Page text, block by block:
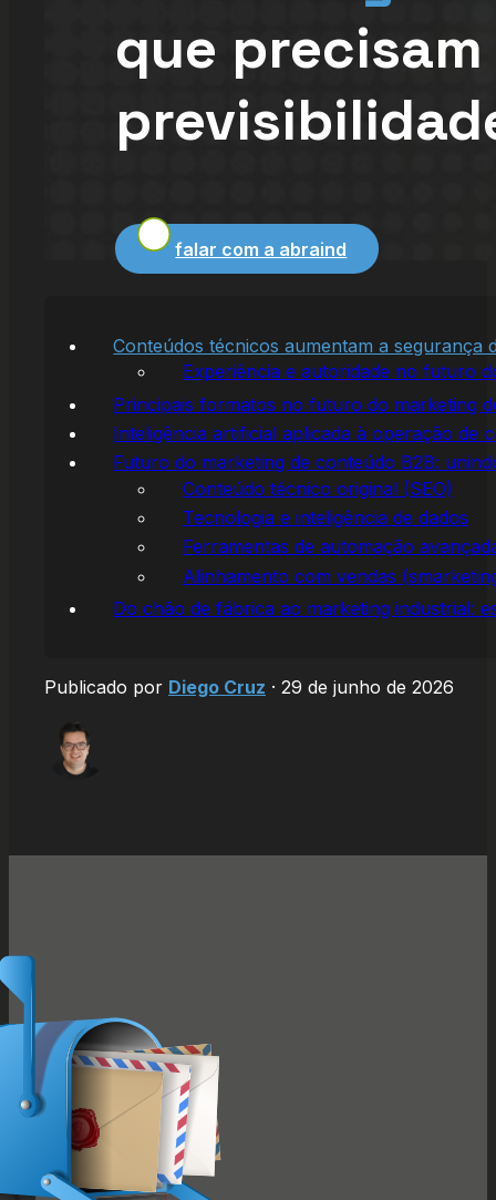
que
falar com a abraind
Conteúdos técnicos aumentam a segurança
Experiência e autoridade no futuro
Principais formatos no futuro do marketing
Inteligência artificial aplicada à operação de
Futuro do marketing de conteúdo B2B:
Conteúdo técnico original (SEO)
Tecnologia e inteligência de dados
Ferramentas de automação
Alinhamento com vendas
Do chão de fábrica ao marketing industrial:
Publicado por Diego Cruz · 29 de junho de 2026